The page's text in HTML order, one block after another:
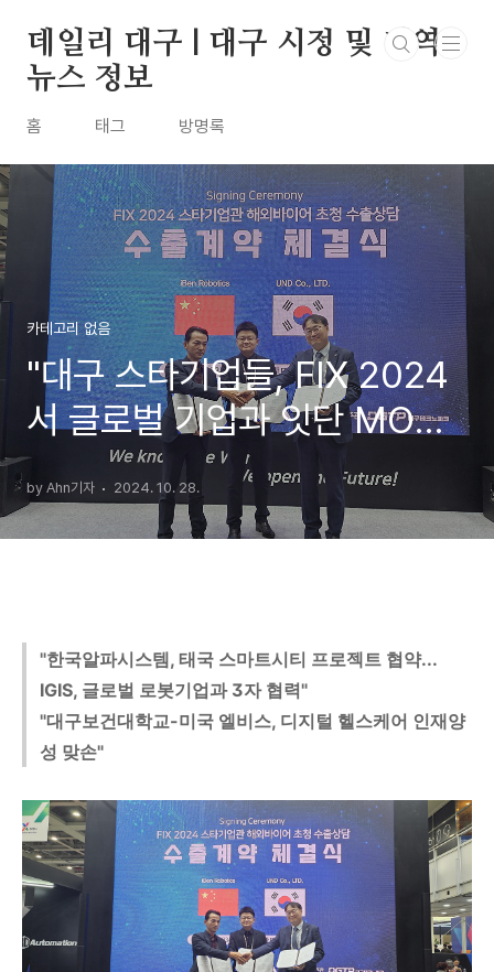
데일리 대구 | 대구 시정 및 지역
뉴스 정보
홈 태그 방명록
카테고리 없음
"대구 스타기업들, FIX 2024
서 글로벌 기업과 잇단 MOU...
해외시장 공략 가속화"
by Ahn기자 2024. 10. 28.
"한국알파시스템, 태국 스마트시티 프로젝트 협약...
IGIS, 글로벌 로봇기업과 3자 협력"
"대구보건대학교-미국 엘비스, 디지털 헬스케어 인재양
성 맞손"